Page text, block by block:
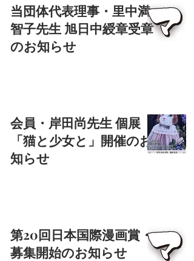
当団体代表理事・里中満
智子先生 旭日中綬章受章
のお知らせ
会員・岸田尚先生 個展
「猫と少女と」開催のお
知らせ
第20回日本国際漫画賞・
募集開始のお知らせ